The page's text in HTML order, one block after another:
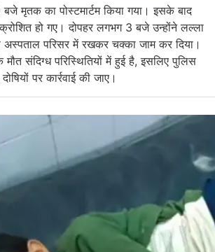
मृतक का पोस्टमार्टम किया गया। इसके बाद
हो गए। दोपहर लगभग 3 बजे उन्होंने लल्ला
परिसर में रखकर चक्का जाम कर दिया।
संदिग्ध परिस्थितियों में हुई है, इसलिए पुलिस
पर कार्रवाई की जाए।